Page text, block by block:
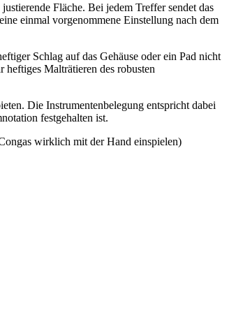
Fläche. Bei jedem Treffer sendet das
einmal vorgenommene Einstellung nach dem
Schlag auf das Gehäuse oder ein Pad nicht
Malträtieren des robusten
Die Instrumentenbelegung entspricht dabei
festgehalten ist.
wirklich mit der Hand einspielen)